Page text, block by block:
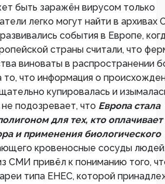
быть заражён вирусом только
легко могут найти в
события в Европе,
страны считали, что
виноваты в распространении
то, что информация о
купировалась и
подозревает, что Европа стала
для тех, кто оплачивает
и применения биологического
кровеносные сосуды
СМИ привёл к пониманию того,
типа ЕНЕС, которой